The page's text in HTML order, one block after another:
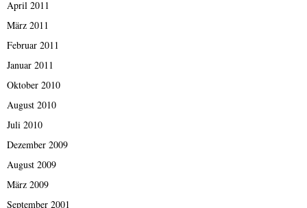
April 2011
März 2011
Februar 2011
Januar 2011
Oktober 2010
August 2010
Juli 2010
Dezember 2009
August 2009
März 2009
September 2001